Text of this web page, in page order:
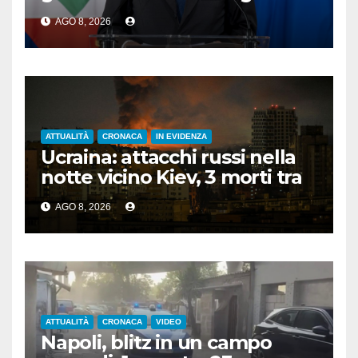
rispetti la dignità delle
persone”
AGO 8, 2026
ATTUALITÀ CRONACA IN EVIDENZA
Ucraina: attacchi russi nella
notte vicino Kiev, 3 morti tra
cui 1 bambino
AGO 8, 2026
ATTUALITÀ CRONACA VIDEO
Napoli, blitz in un campo